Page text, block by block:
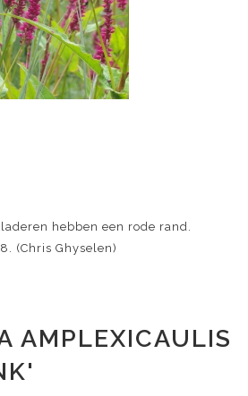
hebben een rode rand.
(Chris Ghyselen)
AMPLEXICAULIS